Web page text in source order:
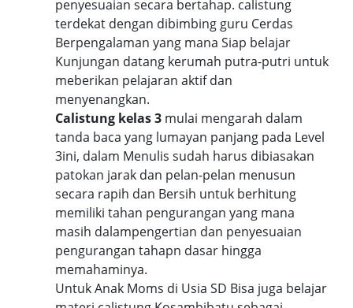
penyesuaian secara bertahap. calistung
terdekat dengan dibimbing guru Cerdas
Berpengalaman yang mana Siap belajar
Kunjungan datang kerumah putra-putri untuk
meberikan pelajaran aktif dan
menyenangkan.
Calistung kelas 3 mulai mengarah dalam
tanda baca yang lumayan panjang pada Level
3ini, dalam Menulis sudah harus dibiasakan
patokan jarak dan pelan-pelan menusun
secara rapih dan Bersih untuk berhitung
memiliki tahan pengurangan yang mana
masih dalampengertian dan penyesuaian
pengurangan tahapn dasar hingga
memahaminya.
Untuk Anak Moms di Usia SD Bisa juga belajar